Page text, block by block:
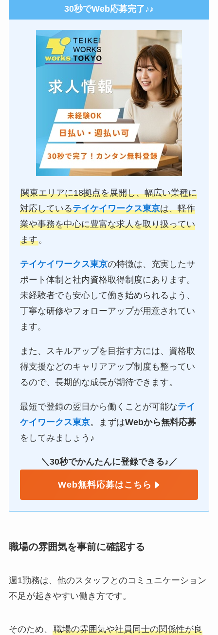
30秒でWeb応募完了♪♪
関東エリアに18拠点を展開し、幅広い業種に
対応しているテイケイワークス東京は、軽作
業や事務を中心に豊富な求人を取り扱ってい
ます。
テイケイワークス東京の特徴は、充実したサ
ポート体制と社内資格取得制度にあります。
未経験者でも安心して働き始められるよう、
丁寧な研修やフォローアップが用意されてい
ます。
また、スキルアップを目指す方には、資格取
得支援などのキャリアアップ制度も整ってい
るので、長期的な成長が期待できます。
最短で登録の翌日から働くことが可能なテイ
ケイワークス東京。まずはWebから無料応募
をしてみましょう♪
＼30秒でかんたんに登録できる♪／
Web無料応募はこちら
職場の雰囲気を事前に確認する
週1勤務は、他のスタッフとのコミュニケーション
不足が起きやすい働き方です。
そのため、 職場の雰囲気や社員同士の関係性が良